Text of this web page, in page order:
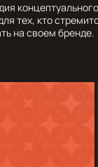
тех, кто
на своем бренде.